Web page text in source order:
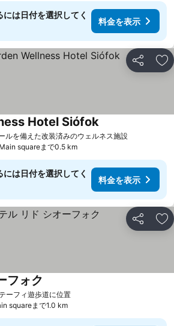
は日付を選択してく
料金を表示
シェア お
ルを備えた改装済みのウェルネス施設
Hotel Siófok
Main squareまで0.5 km
は日付を選択してく
料金を表示
シェア お
ーフィ遊歩道に位置
フォク
squareまで1.0 km